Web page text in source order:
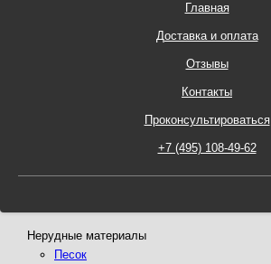
Главная
Доставка и оплата
Отзывы
Контакты
Проконсультироваться
Нерудные материалы
Песок